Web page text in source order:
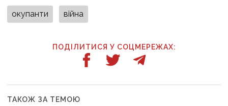
окупанти війна
ПОДІЛИТИСЯ У СОЦМЕРЕЖАХ:
ТАКОЖ ЗА ТЕМОЮ